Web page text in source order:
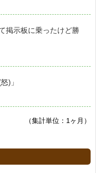
掲示板に乗ったけど勝
)」
（集計単位：1ヶ月）